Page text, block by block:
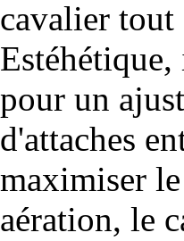
cavalier tout
Estéhétique,
pour un
d'attaches
maximiser
aération, le